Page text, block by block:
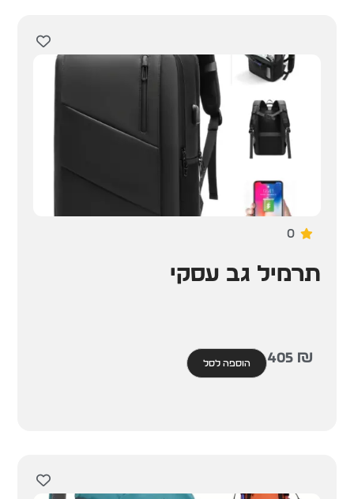
0
תרמיל גב עסקי
405 ₪ הוספה לסל